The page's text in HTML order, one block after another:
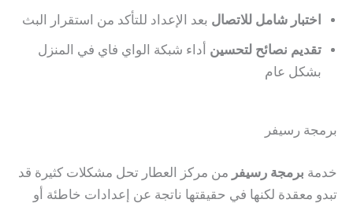
اختبار شامل للاتصال بعد الإعداد للتأكد من استقرار البث
تقديم نصائح لتحسين أداء شبكة الواي فاي في المنزل
بشكل عام
برمجة رسيفر
خدمة برمجة رسيفر من مركز العطار تحل مشكلات كثيرة قد
تبدو معقدة لكنها في حقيقتها ناتجة عن إعدادات خاطئة أو